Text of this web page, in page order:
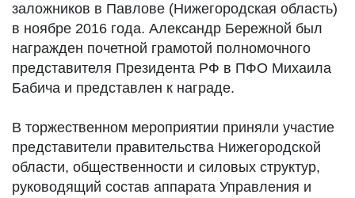
заложников в Павлове (Нижегородская область)
в ноябре 2016 года. Александр Бережной был
награжден почетной грамотой полномочного
представителя Президента РФ в ПФО Михаила
Бабича и представлен к награде.
В торжественном мероприятии приняли участие
представители правительства Нижегородской
области, общественности и силовых структур,
руководящий состав аппарата Управления и